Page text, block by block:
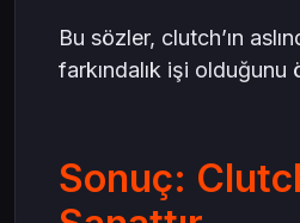
Bu sözler, clutch’ın
farkındalık işi olduğunu
Sonuç: